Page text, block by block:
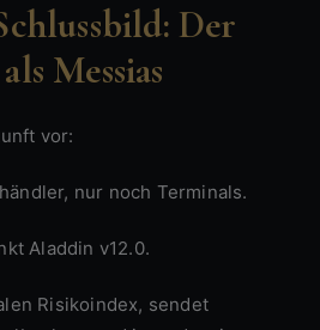
Der
Messias
vor:
nur noch Terminals.
Aladdin v12.0.